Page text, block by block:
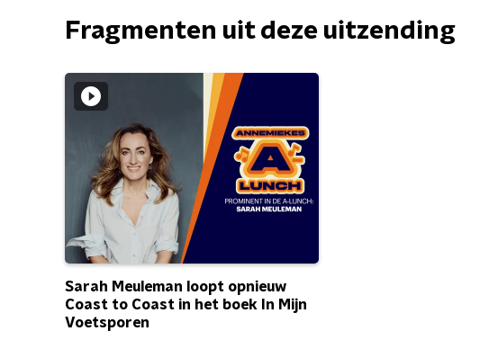
Fragmenten uit deze uitzending
Sarah Meuleman loopt opnieuw
Coast to Coast in het boek In Mijn
Voetsporen